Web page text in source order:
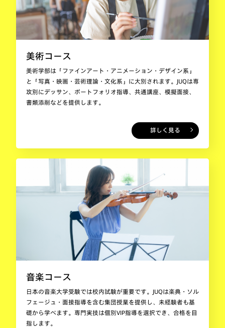
美術コース
美術学部は「ファインアート・アニメーション・デザイン系」
と「写真・映画・芸術理論・文化系」に大別されます。JUQは専
攻別にデッサン、ポートフォリオ指導、共通講座、模擬面接、
書類添削などを提供します。
詳しく見る
音楽コース
日本の音楽大学受験では校内試験が重要です。JUQは楽典・ソル
フェージュ・面接指導を含む集団授業を提供し、未経験者も基
礎から学べます。専門実技は個別VIP指導を選択でき、合格を目
指します。